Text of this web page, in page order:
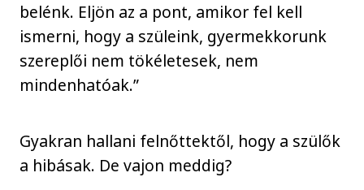
belénk. Eljön az a pont, amikor fel kell
ismerni, hogy a szüleink, gyermekkorunk
szereplői nem tökéletesek, nem
mindenhatóak.”
Gyakran hallani felnőttektől, hogy a szülők
a hibásak. De vajon meddig?